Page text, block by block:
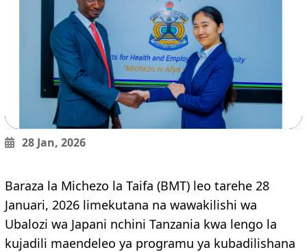
28 Jan, 2026
Baraza la Michezo la Taifa (BMT) leo tarehe 28
Januari, 2026 limekutana na wawakilishi wa
Ubalozi wa Japani nchini Tanzania kwa lengo la
kujadili maendeleo ya programu ya kubadilishana